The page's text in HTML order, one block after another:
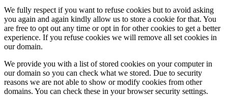
We fully respect if you want to refuse cookies but to avoid asking
you again and again kindly allow us to store a cookie for that. You
are free to opt out any time or opt in for other cookies to get a better
experience. If you refuse cookies we will remove all set cookies in
our domain.
We provide you with a list of stored cookies on your computer in
our domain so you can check what we stored. Due to security
reasons we are not able to show or modify cookies from other
domains. You can check these in your browser security settings.